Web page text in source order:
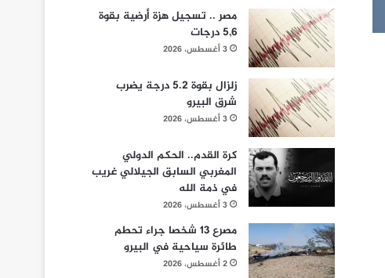
مصر .. تسجيل هزة أرضية بقوة
5,6 درجات
3 أغسطس، 2026
زلزال بقوة 5.2 درجة يضرب
شرق البيرو
3 أغسطس، 2026
كرة القدم.. الحكم الدولي
المغربي السابق الجيلالي غريب
في ذمة الله
3 أغسطس، 2026
مصرع 13 شخصا جراء تحطم
طائرة سياحية في البيرو
2 أغسطس، 2026